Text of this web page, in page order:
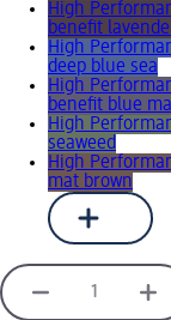
High
benefit
High
deep blue sea
High
benefit blue
High
seaweed
High
mat brown